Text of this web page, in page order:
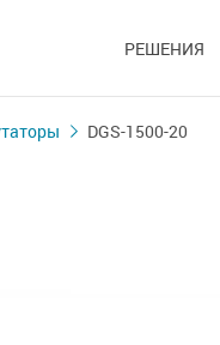
РЕШЕНИЯ
DGS-1500-20